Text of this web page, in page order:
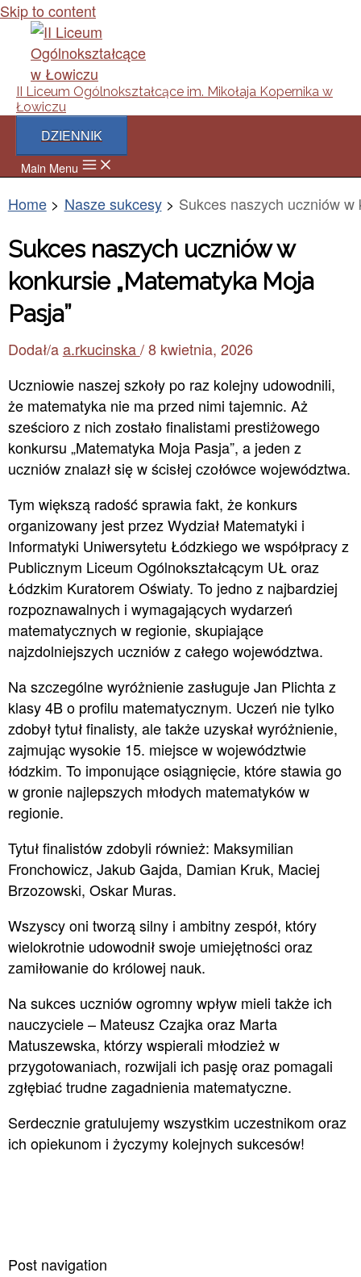
Skip to content
II Liceum Ogólnokształcące im. Mikołaja Kopernika w
Łowiczu
DZIENNIK
Main Menu
Home Nasze sukcesy Sukces naszych uczniów w
Sukces naszych uczniów w
konkursie „Matematyka Moja
Pasja”
Dodał/a a.rkucinska/8 kwietnia, 2026
Uczniowie naszej szkoły po raz kolejny udowodnili,
że matematyka nie ma przed nimi tajemnic. Aż
sześcioro z nich zostało finalistami prestiżowego
konkursu „Matematyka Moja Pasja”, a jeden z
uczniów znalazł się w ścisłej czołówce województwa.
Tym większą radość sprawia fakt, że konkurs
organizowany jest przez Wydział Matematyki i
Informatyki Uniwersytetu Łódzkiego we współpracy z
Publicznym Liceum Ogólnokształcącym UŁ oraz
Łódzkim Kuratorem Oświaty. To jedno z najbardziej
rozpoznawalnych i wymagających wydarzeń
matematycznych w regionie, skupiające
najzdolniejszych uczniów z całego województwa.
Na szczególne wyróżnienie zasługuje Jan Plichta z
klasy 4B o profilu matematycznym. Uczeń nie tylko
zdobył tytuł finalisty, ale także uzyskał wyróżnienie,
zajmując wysokie 15. miejsce w województwie
łódzkim. To imponujące osiągnięcie, które stawia go
w gronie najlepszych młodych matematyków w
regionie.
Tytuł finalistów zdobyli również: Maksymilian
Fronchowicz, Jakub Gajda, Damian Kruk, Maciej
Brzozowski, Oskar Muras.
Wszyscy oni tworzą silny i ambitny zespół, który
wielokrotnie udowodnił swoje umiejętności oraz
zamiłowanie do królowej nauk.
Na sukces uczniów ogromny wpływ mieli także ich
nauczyciele – Mateusz Czajka oraz Marta
Matuszewska, którzy wspierali młodzież w
przygotowaniach, rozwijali ich pasję oraz pomagali
zgłębiać trudne zagadnienia matematyczne.
Serdecznie gratulujemy wszystkim uczestnikom oraz
ich opiekunom i życzymy kolejnych sukcesów!
Post navigation